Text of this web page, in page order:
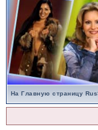
На Главную страницу